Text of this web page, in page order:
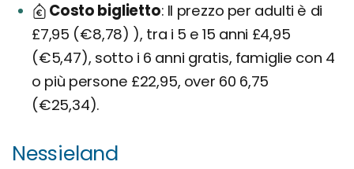
Costo biglietto Il prezzo per adulti è di
£7,95 (€8,78) ), tra i 5 e 15 anni £4,95
(€5,47), sotto i 6 anni gratis, famiglie con 4
o più persone £22,95, over 60 6,75
(€25,34).
Nessieland